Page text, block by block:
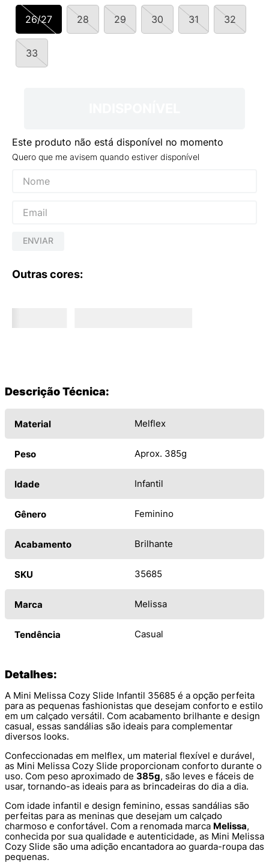
26/27 28 29 30 31 32
33
Este produto não está disponível no momento
Quero que me avisem quando estiver disponível
ENVIAR
Outras cores:
Descrição Técnica:
Material Melflex
Peso Aprox. 385g
Idade Infantil
Gênero Feminino
Acabamento Brilhante
SKU 35685
Marca Melissa
Tendência Casual
Detalhes:
A Mini Melissa Cozy Slide Infantil 35685 é a opção perfeita
para as pequenas fashionistas que desejam conforto e estilo
em um calçado versátil. Com acabamento brilhante e design
casual, essas sandálias são ideais para complementar
diversos looks.
Confeccionadas em melflex, um material flexível e durável,
as Mini Melissa Cozy Slide proporcionam conforto durante o
uso. Com peso aproximado de 385g, são leves e fáceis de
usar, tornando-as ideais para as brincadeiras do dia a dia.
Com idade infantil e design feminino, essas sandálias são
perfeitas para as meninas que desejam um calçado
charmoso e confortável. Com a renomada marca Melissa,
conhecida por sua qualidade e autenticidade, as Mini Melissa
Cozy Slide são uma adição encantadora ao guarda-roupa das
pequenas.
9º
VANS TÊNIS VANS ULTRARANGE
10º NEW BALANCE 204L